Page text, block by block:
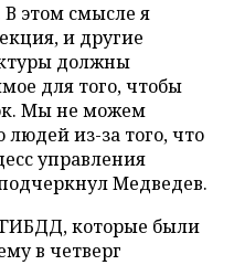
В этом смысле я
и другие
должны
для того, чтобы
Мы не можем
людей из-за того, что
управления
Медведев.
которые были
в четверг